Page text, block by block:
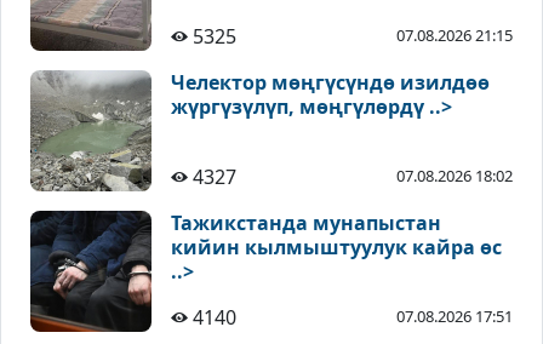
5325 07.08.2026 21:15
Челектор мөңгүсүндө изилдөө
жүргүзүлүп, мөңгүлөрдү ..>
4327 07.08.2026 18:02
Тажикстанда мунапыстан
кийин кылмыштуулук кайра өс
..>
4140
07.08.2026 17:51